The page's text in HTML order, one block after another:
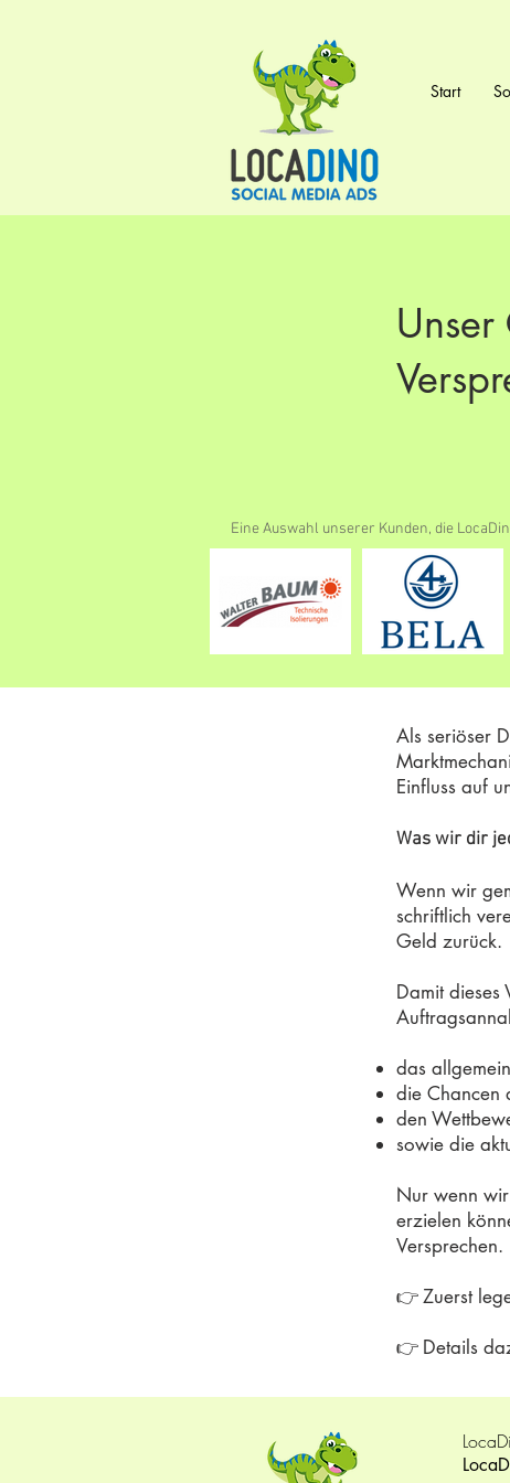
Start
Eine Auswahl unserer Kunden, die
Als seriöser
Einfluss auf
Was wir dir
Wenn wir
schriftlich
Geld zurück.
Damit
das
die Chancen
den
sowie die
Nur wenn
erzielen
Versprechen.
👉 Zuerst
👉 Details